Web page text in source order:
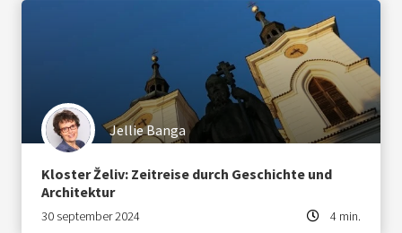
Jellie Banga
Kloster Želiv: Zeitreise durch Geschichte und
Architektur
30 september 2024 4 min.